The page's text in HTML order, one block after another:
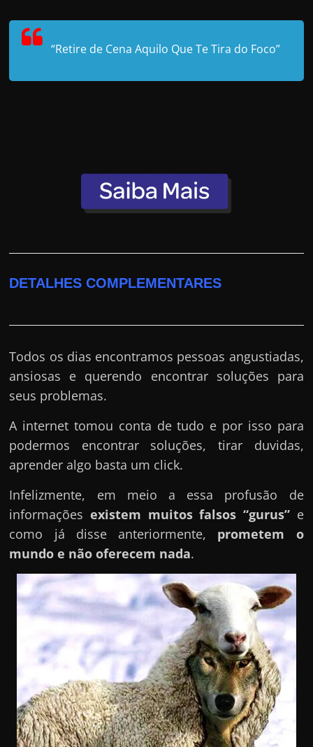
“Retire de Cena Aquilo Que Te Tira do Foco”
DETALHES COMPLEMENTARES
Todos os dias encontramos pessoas angustiadas,
ansiosas e querendo encontrar soluções para
seus problemas.
A internet tomou conta de tudo e por isso para
podermos encontrar soluções, tirar duvidas,
aprender algo basta um click.
Infelizmente, em meio a essa profusão de
informaçõesexistem muitos falsos “gurus”e
como já disse anteriormente, prometem o
mundo e não oferecem nada.